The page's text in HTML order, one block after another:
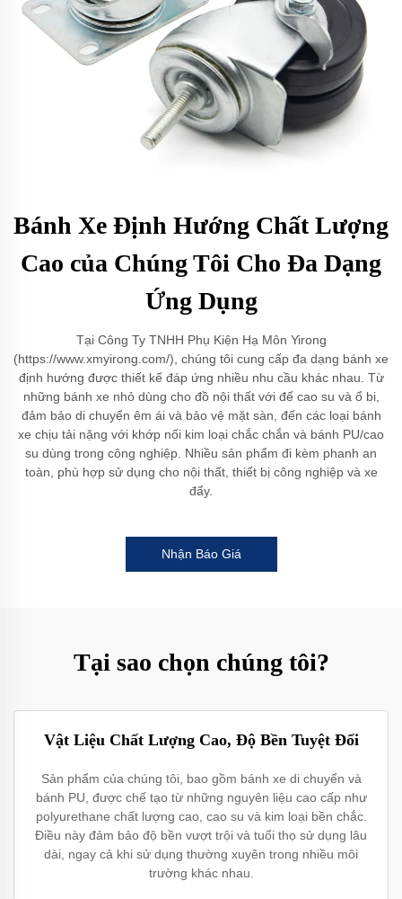
Bánh Xe Định Hướng Chất Lượng
Cao của Chúng Tôi Cho Đa Dạng
Ứng Dụng
Tại Công Ty TNHH Phụ Kiện Hạ Môn Yirong
(https://www.xmyirong.com/), chúng tôi cung cấp đa dạng bánh xe
định hướng được thiết kế đáp ứng nhiều nhu cầu khác nhau. Từ
những bánh xe nhỏ dùng cho đồ nội thất với đế cao su và ổ bi,
đảm bảo di chuyển êm ái và bảo vệ mặt sàn, đến các loại bánh
xe chịu tải nặng với khớp nối kim loại chắc chắn và bánh PU/cao
su dùng trong công nghiệp. Nhiều sản phẩm đi kèm phanh an
toàn, phù hợp sử dụng cho nội thất, thiết bị công nghiệp và xe
đẩy.
Nhận Báo Giá
Tại sao chọn chúng tôi?
Vật Liệu Chất Lượng Cao, Độ Bền Tuyệt Đối
Sản phẩm của chúng tôi, bao gồm bánh xe di chuyển và
bánh PU, được chế tạo từ những nguyên liệu cao cấp như
polyurethane chất lượng cao, cao su và kim loại bền chắc.
Điều này đảm bảo độ bền vượt trội và tuổi thọ sử dụng lâu
dài, ngay cả khi sử dụng thường xuyên trong nhiều môi
trường khác nhau.